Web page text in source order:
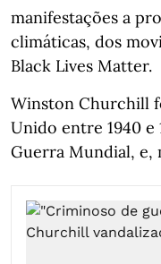
manifestações a
climáticas, dos
Black Lives Matter.
Winston Churchill
Unido entre 1940 e
Guerra Mundial, e,